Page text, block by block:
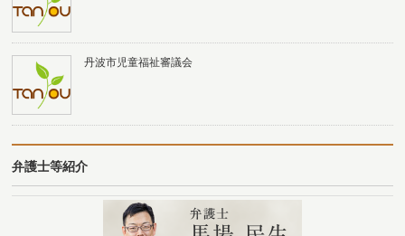
丹波市児童福祉審議会
弁護士等紹介